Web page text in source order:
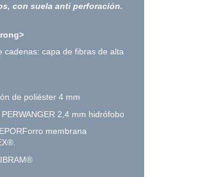
con suela anti perforación.
cadenas: capa de fibras de alta
de poliéster 4 mm
2,4 mm hidrófobo
membrana